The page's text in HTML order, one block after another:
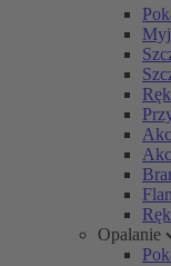
Opalanie